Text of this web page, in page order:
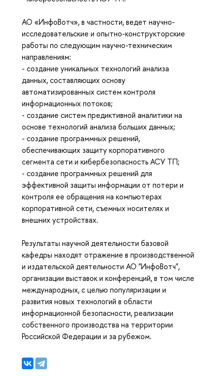
АО «ИнфоВотч», в частности, ведет научно-
исследовательские и опытно-конструкторские
работы по следующим научно-техническим
направлениям:
- создание уникальных технологий анализа
данных, составляющих основу
автоматизированных систем контроля
информационных потоков;
- создание систем предиктивной аналитики на
основе технологий анализа больших данных;
- создание программных решений,
обеспечивающих защиту корпоративного
сегмента сети и кибербезопасность АСУ ТП;
- создание программных решений для
эффективной защиты информации от потери и
контроля ее обращения на компьютерах
корпоративной сети, съемных носителях и
внешних устройствах.
Результаты научной деятельности базовой
кафедры находят отражение в производственной
и издательской деятельности АО "ИнфоВотч",
организации выставок и конференций, в том числе
международных, с целью популяризации и
развития новых технологий в области
информационной безопасности, реализации
собственного производства на территории
Российской Федерации и за рубежом.